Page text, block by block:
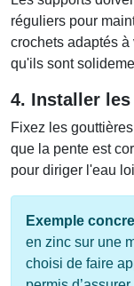
réguliers pour
crochets adaptés
qu'ils sont
4. Installer
Fixez les
que la pente est
pour diriger l'eau
Exemple
en zinc sur une
choisi de faire